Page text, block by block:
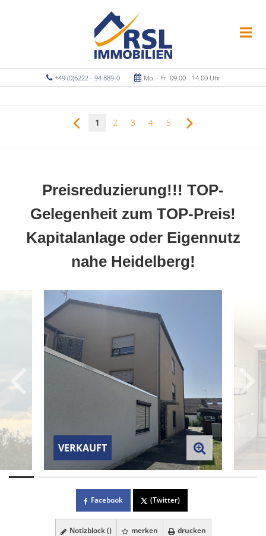
+49 (0)6222 - 94 889-0 Mo. - Fr. 09.00 - 14.00 Uhr
1 2 3 4 5
Preisreduzierung!!! TOP-
Gelegenheit zum TOP-Preis!
Kapitalanlage oder Eigennutz
nahe Heidelberg!
VERKAUFT
Facebook (Twitter)
Notizblock () merken drucken